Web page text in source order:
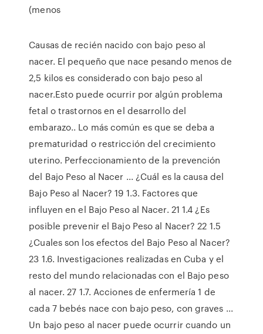
(menos
Causas de recién nacido con bajo peso al
nacer. El pequeño que nace pesando menos de
2,5 kilos es considerado con bajo peso al
nacer.Esto puede ocurrir por algún problema
fetal o trastornos en el desarrollo del
embarazo.. Lo más común es que se deba a
prematuridad o restricción del crecimiento
uterino. Perfeccionamiento de la prevención
del Bajo Peso al Nacer ... ¿Cuál es la causa del
Bajo Peso al Nacer? 19 1.3. Factores que
influyen en el Bajo Peso al Nacer. 21 1.4 ¿Es
posible prevenir el Bajo Peso al Nacer? 22 1.5
¿Cuales son los efectos del Bajo Peso al Nacer?
23 1.6. Investigaciones realizadas en Cuba y el
resto del mundo relacionadas con el Bajo peso
al nacer. 27 1.7. Acciones de enfermería 1 de
cada 7 bebés nace con bajo peso, con graves ...
Un bajo peso al nacer puede ocurrir cuando un